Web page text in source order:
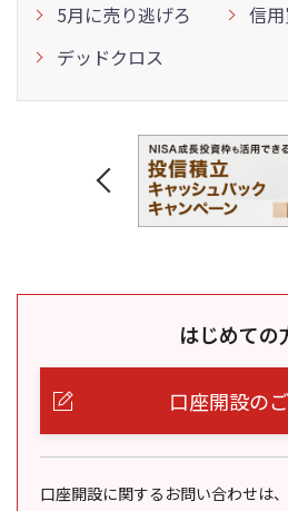
5月に売り逃げろ
信
デッドクロス
はじめての
口座開設の
口座開設に関するお問い合わせは